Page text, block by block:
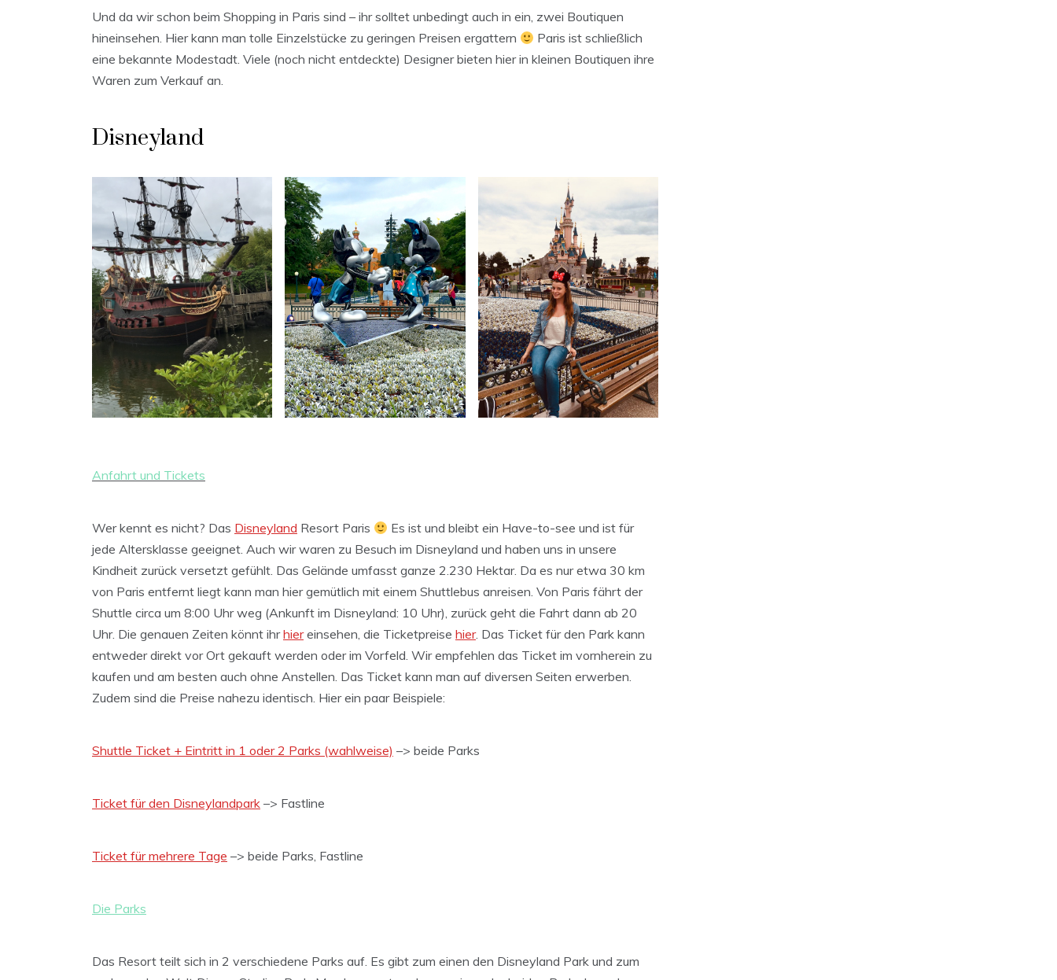
Und da wir schon beim Shopping in Paris sind – ihr solltet unbedingt auch in ein, zwei Boutiquen
hineinsehen. Hier kann man tolle Einzelstücke zu geringen Preisen ergattern
Paris ist schließlich
eine bekannte Modestadt. Viele (noch nicht entdeckte) Designer bieten hier in kleinen Boutiquen ihre
Waren zum Verkauf an.
Disneyland
Anfahrt und Tickets
Wer kennt es nicht? Das Disneyland Resort Paris
Es ist und bleibt ein Have-to-see und ist für
jede Altersklasse geeignet. Auch wir waren zu Besuch im Disneyland und haben uns in unsere
Kindheit zurück versetzt gefühlt. Das Gelände umfasst ganze 2.230 Hektar. Da es nur etwa 30 km
von Paris entfernt liegt kann man hier gemütlich mit einem Shuttlebus anreisen. Von Paris fährt der
Shuttle circa um 8:00 Uhr weg (Ankunft im Disneyland: 10 Uhr), zurück geht die Fahrt dann ab 20
Uhr. Die genauen Zeiten könnt ihrhiereinsehen, die Ticketpreise hier. Das Ticket für den Park kann
entweder direkt vor Ort gekauft werden oder im Vorfeld. Wir empfehlen das Ticket im vornherein zu
kaufen und am besten auch ohne Anstellen. Das Ticket kann man auf diversen Seiten erwerben.
Zudem sind die Preise nahezu identisch. Hier ein paar Beispiele:
Shuttle Ticket + Eintritt in 1 oder 2 Parks (wahlweise) –> beide Parks
Ticket für den Disneylandpark –> Fastline
Ticket für mehrere Tage –> beide Parks, Fastline
Die Parks
Das Resort teilt sich in 2 verschiedene Parks auf. Es gibt zum einen den Disneyland Park und zum